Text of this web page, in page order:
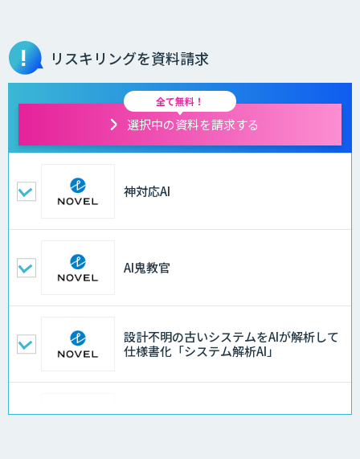
リスキリングを資料請求
全て無料！
選択中の資料を請求する
神対応AI
AI鬼教官
設計不明の古いシステムをAIが解析して
仕様書化「システム解析AI」
オーダーメイドAI人材育成研修